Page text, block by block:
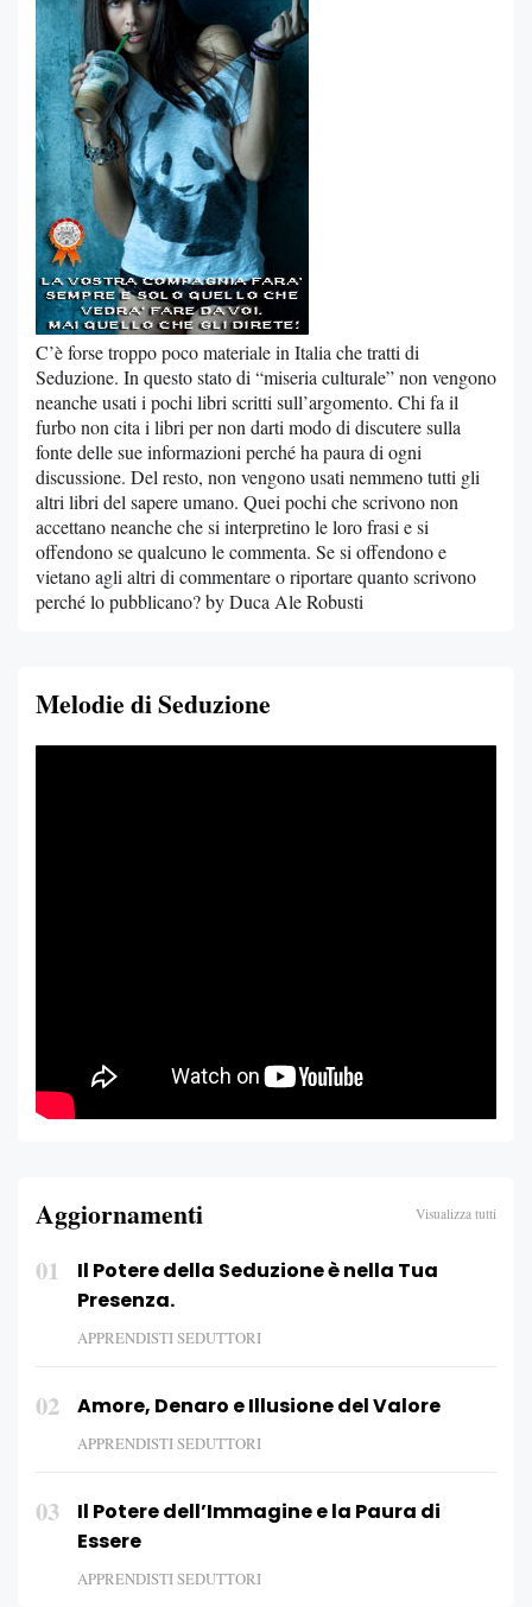
C’è forse troppo poco materiale in Italia che tratti di
Seduzione. In questo stato di “miseria culturale” non vengono
neanche usati i pochi libri scritti sull’argomento. Chi fa il
furbo non cita i libri per non darti modo di discutere sulla
fonte delle sue informazioni perché ha paura di ogni
discussione. Del resto, non vengono usati nemmeno tutti gli
altri libri del sapere umano. Quei pochi che scrivono non
accettano neanche che si interpretino le loro frasi e si
offendono se qualcuno le commenta. Se si offendono e
vietano agli altri di commentare o riportare quanto scrivono
perché lo pubblicano? by Duca Ale Robusti
Melodie di Seduzione
Aggiornamenti Visualizza tutti
01
Il Potere della Seduzione è nella Tua
Presenza.
APPRENDISTI SEDUTTORI
02 Amore, Denaro e Illusione del Valore
APPRENDISTI SEDUTTORI
03
Il Potere dell’Immagine e la Paura di
Essere
APPRENDISTI SEDUTTORI